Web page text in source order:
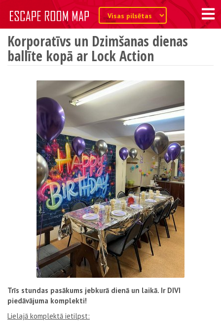
Korporatīvs un Dzimšanas dienas
ballīte kopā ar Lock Action
Trīs stundas pasākums jebkurā dienā un laikā. Ir DIVI
piedāvājuma komplekti!
Lielajā komplektā ietilpst: